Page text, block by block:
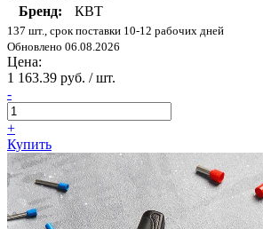
Бренд:
КВТ
137 шт., срок поставки 10-12 рабочих дней
Обновлено 06.08.2026
Цена:
1 163.39 руб. / шт.
-
+
Купить